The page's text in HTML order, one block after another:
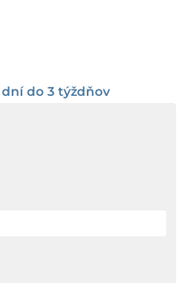
274,92 €
do 3 týždňov